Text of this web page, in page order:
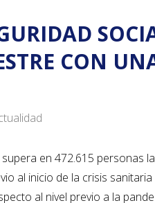
CON
en 472.615 personas
al inicio de la crisis
al nivel previo a la